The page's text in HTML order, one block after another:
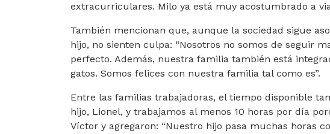
extracurriculares. Milo ya está muy acostumbrado a
También mencionan que, aunque la sociedad sigue
hijo, no sienten culpa: “Nosotros no somos de seguir
perfecto. Además, nuestra familia también está
gatos. Somos felices con nuestra familia tal como es”.
Entre las familias trabajadoras, el tiempo disponible
hijo, Lionel, y trabajamos al menos 10 horas por día
Víctor y agregaron: “Nuestro hijo pasa muchas horas